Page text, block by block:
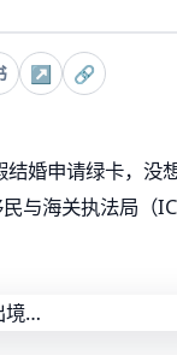
↗ 🔗
婚申请绿卡，没
与海关执法局（